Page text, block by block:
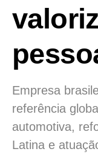
Empresa
referência
automotiva,
Latina e